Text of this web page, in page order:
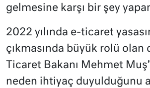
gelmesine karşı bir şey
2022 yılında e-ticaret
çıkmasında büyük rolü olan
Ticaret Bakanı Mehmet
neden ihtiyaç duyulduğunu